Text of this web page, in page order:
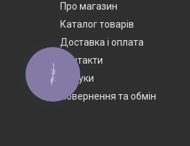
Про магазин
Каталог товарів
Доставка і оплата
Контакти
Відгуки
Повернення та обмін
КНОПКА
ЗВ'ЯЗКУ